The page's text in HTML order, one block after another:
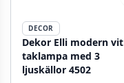
DECOR
Dekor Elli modern vit
taklampa med 3
ljuskällor 4502